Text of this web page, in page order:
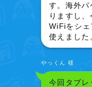
す。海外パ
りますし
WiFiをシェ
使えました
やっくん 様
今回タブレ